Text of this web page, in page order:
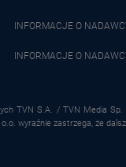
INFORMACJE O
INFORMACJE O
TVN S.A. / TVN Media
wyraźnie zastrzega, że